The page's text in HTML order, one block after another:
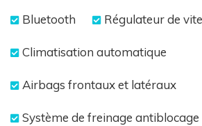
Bluetooth Régulateur de
Climatisation automatique
Airbags frontaux et latéraux
Système de freinage antiblocage